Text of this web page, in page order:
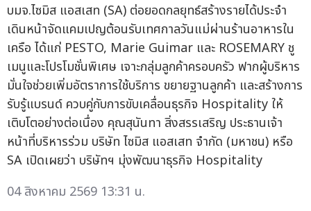
บมจ.ไซมิส แอสเสท (SA) ต่อยอดกลยุทธ์สร้างรายได้ประจำ
เดินหน้าจัดแคมเปญต้อนรับเทศกาลวันแม่ผ่านร้านอาหารใน
เครือ ได้แก่ PESTO, Marie Guimar และ ROSEMARY ชู
เมนูและโปรโมชั่นพิเศษ เจาะกลุ่มลูกค้าครอบครัว ฟากผู้บริหาร
มั่นใจช่วยเพิ่มอัตราการใช้บริการ ขยายฐานลูกค้า และสร้างการ
รับรู้แบรนด์ ควบคู่กับการขับเคลื่อนธุรกิจ Hospitality ให้
เติบโตอย่างต่อเนื่อง คุณสุนันทา สิ่งสรรเสริญ ประธานเจ้า
หน้าที่บริหารร่วม บริษัท ไซมิส แอสเสท จำกัด (มหาชน) หรือ
SA เปิดเผยว่า บริษัทฯ มุ่งพัฒนาธุรกิจ Hospitality
04 สิงหาคม 2569 13:31 น.